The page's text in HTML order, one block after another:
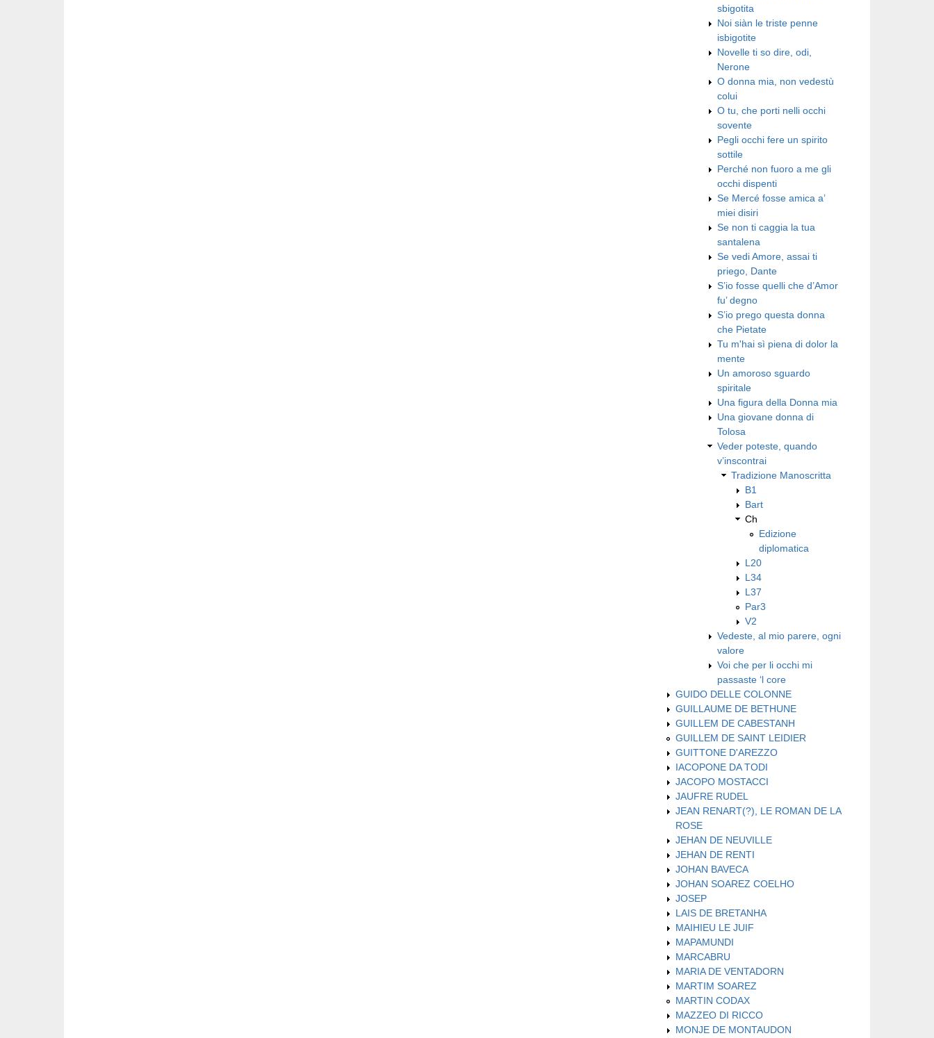
sbigotita
Noi siàn le triste penne
isbigotite
Novelle ti so dire, odi,
Nerone
O donna mia, non vedestù
colui
O tu, che porti nelli occhi
sovente
Pegli occhi fere un spirito
sottile
Perché non fuoro a me gli
occhi dispenti
Se Mercé fosse amica a’
miei disiri
Se non ti caggia la tua
santalena
Se vedi Amore, assai ti
priego, Dante
S’io fosse quelli che d’Amor
fu’ degno
S’io prego questa donna
che Pietate
Tu m'hai sì piena di dolor la
mente
Un amoroso sguardo
spiritale
Una figura della Donna mia
Una giovane donna di
Tolosa
Veder poteste, quando
v’inscontrai
Tradizione Manoscritta
B1
Bart
Ch
Edizione
diplomatica
L20
L34
L37
Par3
V2
Vedeste, al mio parere, ogni
valore
Voi che per li occhi mi
passaste ‘l core
GUIDO DELLE COLONNE
GUILLAUME DE BETHUNE
GUILLEM DE CABESTANH
GUILLEM DE SAINT LEIDIER
GUITTONE D'AREZZO
IACOPONE DA TODI
JACOPO MOSTACCI
JAUFRE RUDEL
JEAN RENART(?), LE ROMAN DE LA
ROSE
JEHAN DE NEUVILLE
JEHAN DE RENTI
JOHAN BAVECA
JOHAN SOAREZ COELHO
JOSEP
LAIS DE BRETANHA
MAIHIEU LE JUIF
MAPAMUNDI
MARCABRU
MARIA DE VENTADORN
MARTIM SOAREZ
MARTIN CODAX
MAZZEO DI RICCO
MONJE DE MONTAUDON